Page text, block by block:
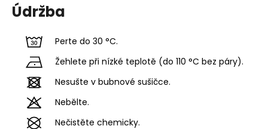
Údržba
Perte do 30 °C.
Žehlete při nízké teplotě (do 110 °C bez páry).
Nesušte v bubnové sušičce.
Nebělte.
Nečistěte chemicky.